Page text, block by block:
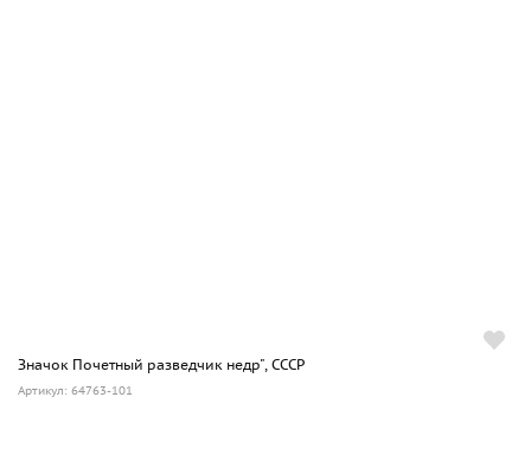
Значок Почетный разведчик недр", СССР
Артикул: 64763-101